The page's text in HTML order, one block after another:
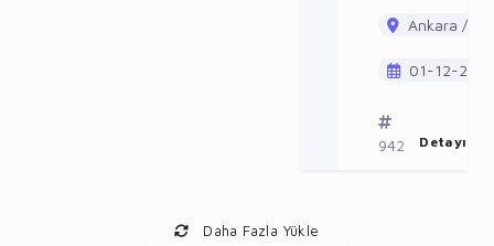
Ankara /
01-12-
942 Detayı
Daha Fazla Yükle